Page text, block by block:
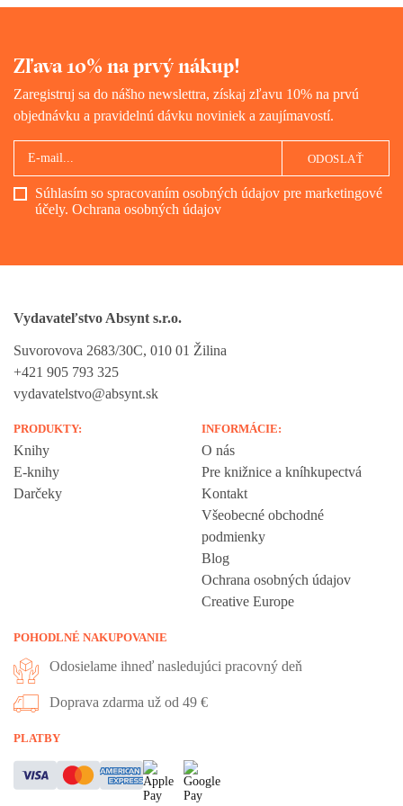
Zľava 10% na prvý nákup!
Zaregistruj sa do nášho newslettra, získaj zľavu 10% na prvú
objednávku a pravidelnú dávku noviniek a zaujímavostí.
Súhlasím so spracovaním osobných údajov pre marketingové
účely. Ochrana osobných údajov
ODOSLAŤ
Vydavateľstvo Absynt s.r.o.
Suvorovova 2683/30C, 010 01 Žilina
+421 905 793 325
vydavatelstvo@absynt.sk
PRODUKTY:
Knihy
E-knihy
Darčeky
INFORMÁCIE:
O nás
Pre knižnice a kníhkupectvá
Kontakt
Všeobecné obchodné
podmienky
Blog
Ochrana osobných údajov
Creative Europe
POHODLNÉ NAKUPOVANIE
Odosielame ihneď nasledujúci pracovný deň
Doprava zdarma už od 49 €
PLATBY
Vážime si vaše súkromie
Táto stránka používa cookies, aby vám ponúkla skvelý zážitok z
prehliadania. Všetky dôležité informácie nájdete na stránke Cookies.